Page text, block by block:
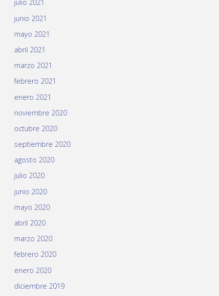
julio 2021
junio 2021
mayo 2021
abril 2021
marzo 2021
febrero 2021
enero 2021
noviembre 2020
octubre 2020
septiembre 2020
agosto 2020
julio 2020
junio 2020
mayo 2020
abril 2020
marzo 2020
febrero 2020
enero 2020
diciembre 2019